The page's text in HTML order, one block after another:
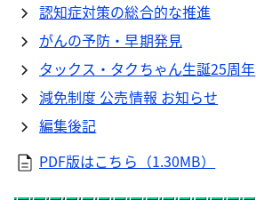
認知症対策の総合的な推進
がんの予防・早期発見
タックス・タクちゃん生誕25周年
減免制度 公売情報 お知らせ
編集後記
PDF版はこちら（1.30MB）